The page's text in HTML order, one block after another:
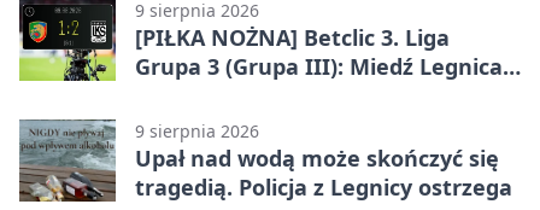
9 sierpnia 2026
[PIŁKA NOŻNA] Betclic 3. Liga
Grupa 3 (Grupa III): Miedź Legnica
gości w Legnicy
9 sierpnia 2026
Upał nad wodą może skończyć się
tragedią. Policja z Legnicy ostrzega